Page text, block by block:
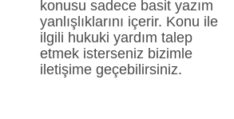
konusu sadece basit yazım
yanlışlıklarını içerir. Konu ile
ilgili hukuki yardım talep
etmek isterseniz bizimle
iletişime geçebilirsiniz.